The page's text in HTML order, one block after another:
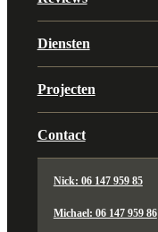
Diensten
Projecten
Contact
Nick: 06 147 959 85
Michael: 06 147 959 86